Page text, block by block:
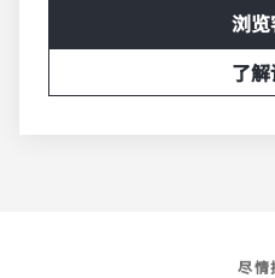
浏
了
尽情